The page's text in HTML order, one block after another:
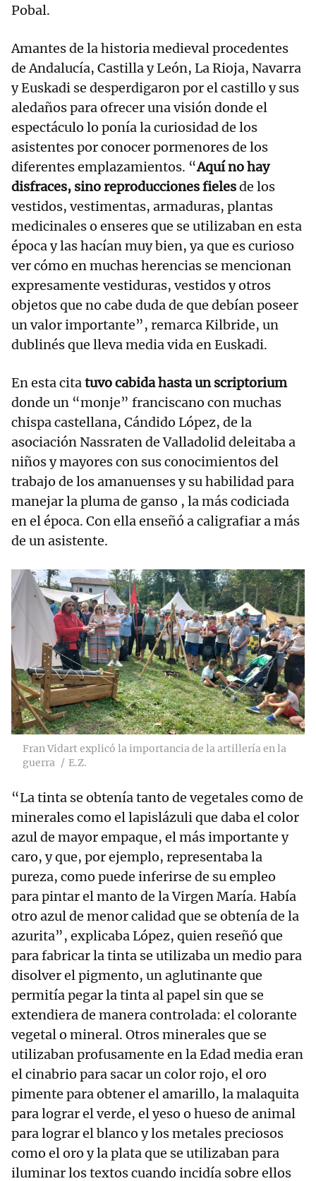
Pobal.
Amantes de la historia medieval procedentes
de Andalucía, Castilla y León, La Rioja, Navarra
y Euskadi se desperdigaron por el castillo y sus
aledaños para ofrecer una visión donde el
espectáculo lo ponía la curiosidad de los
asistentes por conocer pormenores de los
diferentes emplazamientos. “Aquí no hay
disfraces, sino reproducciones fielesde los
vestidos, vestimentas, armaduras, plantas
medicinales o enseres que se utilizaban en esta
época y las hacían muy bien, ya que es curioso
ver cómo en muchas herencias se mencionan
expresamente vestiduras, vestidos y otros
objetos que no cabe duda de que debían poseer
un valor importante”, remarca Kilbride, un
dublinés que lleva media vida en Euskadi.
En esta citatuvo cabida hasta un scriptorium
donde un “monje” franciscano con muchas
chispa castellana, Cándido López, de la
asociación Nassraten de Valladolid deleitaba a
niños y mayores con sus conocimientos del
trabajo de los amanuenses y su habilidad para
manejar la pluma de ganso , la más codiciada
en el época. Con ella enseñó a caligrafiar a más
de un asistente.
Fran Vidart explicó la importancia de la artillería en la
guerra
E.Z.
“La tinta se obtenía tanto de vegetales como de
minerales como el lapislázuli que daba el color
azul de mayor empaque, el más importante y
caro, y que, por ejemplo, representaba la
pureza, como puede inferirse de su empleo
para pintar el manto de la Virgen María. Había
otro azul de menor calidad que se obtenía de la
azurita”, explicaba López, quien reseñó que
para fabricar la tinta se utilizaba un medio para
disolver el pigmento, un aglutinante que
permitía pegar la tinta al papel sin que se
extendiera de manera controlada: el colorante
vegetal o mineral. Otros minerales que se
utilizaban profusamente en la Edad media eran
el cinabrio para sacar un color rojo, el oro
pimente para obtener el amarillo, la malaquita
para lograr el verde, el yeso o hueso de animal
para lograr el blanco y los metales preciosos
como el oro y la plata que se utilizaban para
iluminar los textos cuando incidía sobre ellos